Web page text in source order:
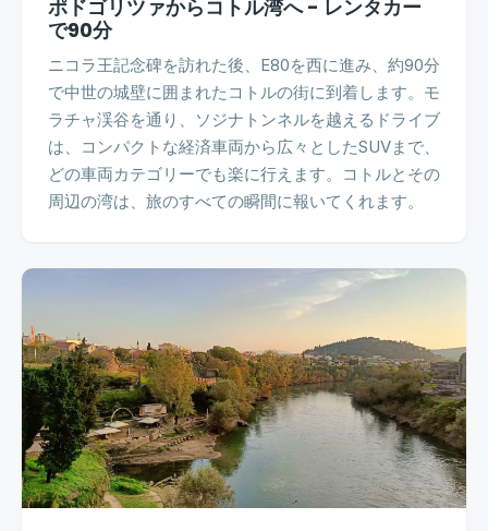
ポドゴリツァからコトル湾へ - レンタカー
で90分
ニコラ王記念碑を訪れた後、E80を西に進み、約90分
で中世の城壁に囲まれたコトルの街に到着します。モ
ラチャ渓谷を通り、ソジナトンネルを越えるドライブ
は、コンパクトな経済車両から広々としたSUVまで、
どの車両カテゴリーでも楽に行えます。コトルとその
周辺の湾は、旅のすべての瞬間に報いてくれます。